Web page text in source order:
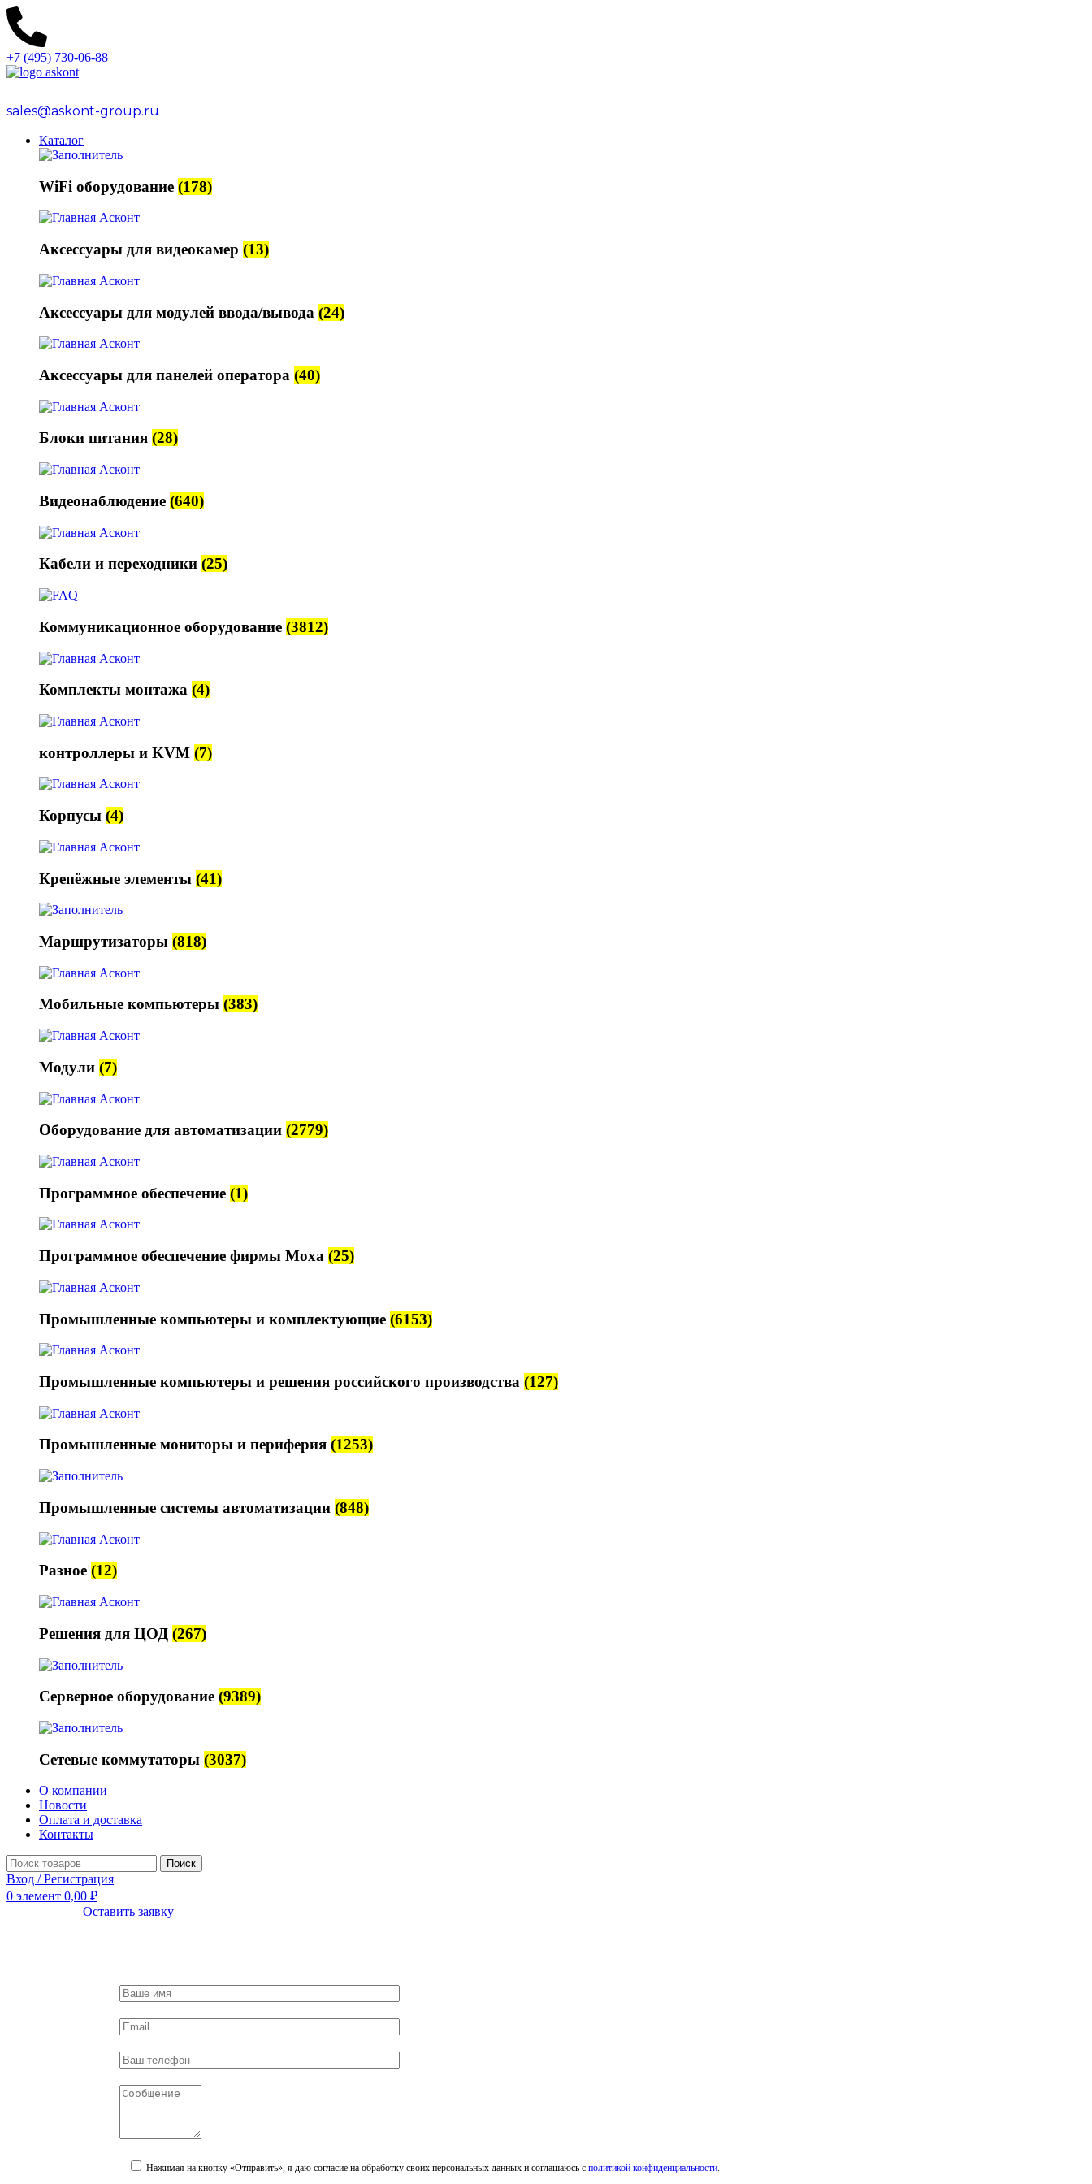
+7 (495) 730-06-88
sales@askont-group.ru
Каталог
WiFi оборудование (178)
Аксессуары для видеокамер (13)
Аксессуары для модулей ввода/вывода (24)
Аксессуары для панелей оператора (40)
Блоки питания (28)
Видеонаблюдение (640)
Кабели и переходники (25)
Коммуникационное оборудование (3812)
Комплекты монтажа (4)
контроллеры и KVM (7)
Корпусы (4)
Крепёжные элементы (41)
Маршрутизаторы (818)
Мобильные компьютеры (383)
Модули (7)
Оборудование для автоматизации (2779)
Программное обеспечение (1)
Программное обеспечение фирмы Moxa (25)
Промышленные компьютеры и комплектующие (6153)
Промышленные компьютеры и решения российского производства (127)
Промышленные мониторы и периферия (1253)
Промышленные системы автоматизации (848)
Разное (12)
Решения для ЦОД (267)
Серверное оборудование (9389)
Сетевые коммутаторы (3037)
О компании
Новости
Оплата и доставка
Контакты
Поиск
Вход / Регистрация
0 элемент 0,00 ₽
Оставить заявку
Нажимая на кнопку «Отправить», я даю согласие на обработку своих персональных данных и соглашаюсь с политикой конфиденциальности.